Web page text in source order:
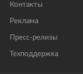
Контакты
Реклама
Пресс-релизы
Техподдержка